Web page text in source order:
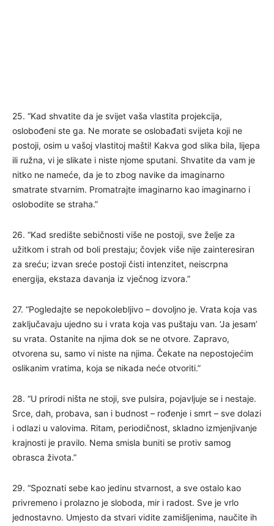
25. “Kad shvatite da je svijet vaša vlastita projekcija,
oslobođeni ste ga. Ne morate se oslobađati svijeta koji ne
postoji, osim u vašoj vlastitoj mašti! Kakva god slika bila, lijepa
ili ružna, vi je slikate i niste njome sputani. Shvatite da vam je
nitko ne nameće, da je to zbog navike da imaginarno
smatrate stvarnim. Promatrajte imaginarno kao imaginarno i
oslobodite se straha.”
26. “Kad središte sebičnosti više ne postoji, sve želje za
užitkom i strah od boli prestaju; čovjek više nije zainteresiran
za sreću; izvan sreće postoji čisti intenzitet, neiscrpna
energija, ekstaza davanja iz vječnog izvora.”
27. “Pogledajte se nepokolebljivo – dovoljno je. Vrata koja vas
zaključavaju ujedno su i vrata koja vas puštaju van. ‘Ja jesam’
su vrata. Ostanite na njima dok se ne otvore. Zapravo,
otvorena su, samo vi niste na njima. Čekate na nepostojećim
oslikanim vratima, koja se nikada neće otvoriti.”
28. “U prirodi ništa ne stoji, sve pulsira, pojavljuje se i nestaje.
Srce, dah, probava, san i budnost – rođenje i smrt – sve dolazi
i odlazi u valovima. Ritam, periodičnost, skladno izmjenjivanje
krajnosti je pravilo. Nema smisla buniti se protiv samog
obrasca života.”
29. “Spoznati sebe kao jedinu stvarnost, a sve ostalo kao
privremeno i prolazno je sloboda, mir i radost. Sve je vrlo
jednostavno. Umjesto da stvari vidite zamišljenima, naučite ih